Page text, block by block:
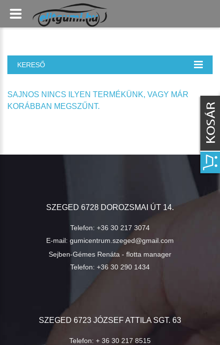
KERESŐ
SAJNOS NINCS ILYEN TERMÉKÜNK, VAGY MÁR
KORÁBBAN MEGSZŰNT.
SZEGED 6728 DOROZSMAI ÚT 14.
Telefon: +36 30 217 3074
E-mail: gumicentrum.szeged@gmail.com
Sejben-Gémes Renáta - flotta manager
Telefon: +36 30 290 1434
SZEGED 6723 JÓZSEF ATTILA SGT. 63
Telefon: + 36 30 217 8515